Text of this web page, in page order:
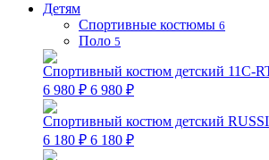
Детям
Спортивные костюмы 6
Поло 5
Спортивный костюм детский 11C-
6 980 ₽ 6 980 ₽
Спортивный костюм детский
6 180 ₽ 6 180 ₽